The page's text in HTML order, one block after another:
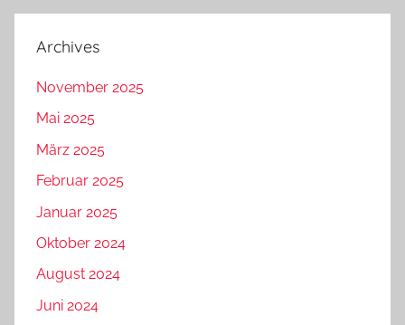
Archives
November 2025
Mai 2025
März 2025
Februar 2025
Januar 2025
Oktober 2024
August 2024
Juni 2024